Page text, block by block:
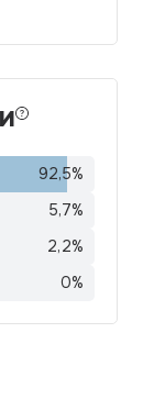
92,5%
5,7%
2,2%
0%